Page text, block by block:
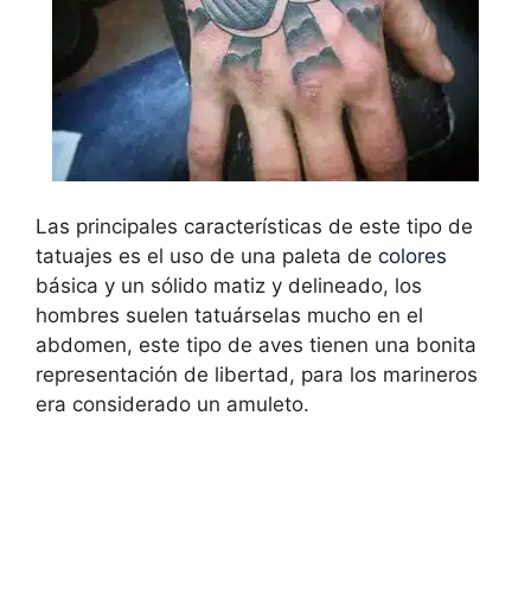
Las principales características de este tipo de
tatuajes es el uso de una paleta de colores
básica y un sólido matiz y delineado, los
hombres suelen tatuárselas mucho en el
abdomen, este tipo de aves tienen una bonita
representación de libertad, para los marineros
era considerado un amuleto.